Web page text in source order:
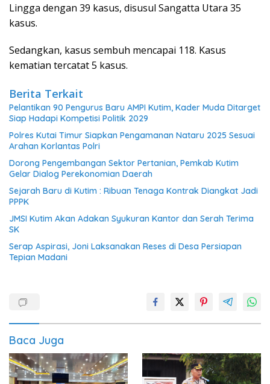
Lingga dengan 39 kasus, disusul Sangatta Utara 35
kasus.
Sedangkan, kasus sembuh mencapai 118. Kasus
kematian tercatat 5 kasus.
Berita Terkait
Pelantikan 90 Pengurus Baru AMPI Kutim, Kader Muda Ditarget
Siap Hadapi Kompetisi Politik 2029
Polres Kutai Timur Siapkan Pengamanan Nataru 2025 Sesuai
Arahan Korlantas Polri
Dorong Pengembangan Sektor Pertanian, Pemkab Kutim
Gelar Dialog Perekonomian Daerah
Sejarah Baru di Kutim : Ribuan Tenaga Kontrak Diangkat Jadi
PPPK
JMSI Kutim Akan Adakan Syukuran Kantor dan Serah Terima
SK
Serap Aspirasi, Joni Laksanakan Reses di Desa Persiapan
Tepian Madani
Baca Juga